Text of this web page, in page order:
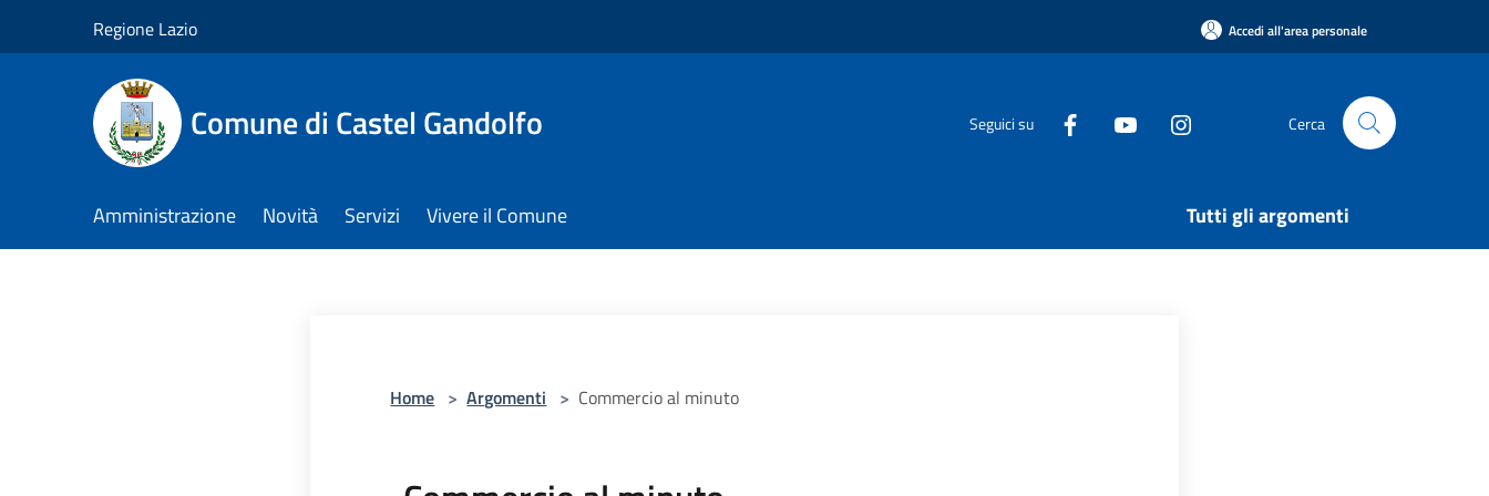
Regione Lazio Accedi all'area personale
Comune di Castel Gandolfo Seguici su Cerca
Amministrazione Novità Servizi Vivere il Comune Tutti gli argomenti
Home > Argomenti > Commercio al minuto